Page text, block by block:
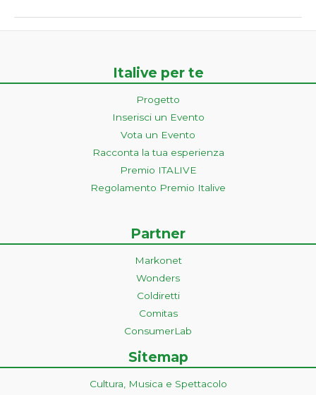
Italive per te
Progetto
Inserisci un Evento
Vota un Evento
Racconta la tua esperienza
Premio ITALIVE
Regolamento Premio Italive
Partner
Markonet
Wonders
Coldiretti
Comitas
ConsumerLab
Sitemap
Cultura, Musica e Spettacolo